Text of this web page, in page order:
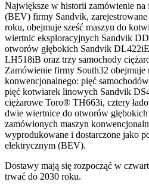
Największe w historii zamówienie
(BEV) firmy Sandvik,
roku, obejmuje sześć maszyn do
wiertnic eksploracyjnych Sandvik
otworów głębokich Sandvik
LH518iB oraz trzy samochody
Zamówienie firmy South32 obejmuje
konwencjonalnego: pięć
pięć kotwiarek linowych Sandvik
ciężarowe Toro® TH663i, cztery
dwie wiertnice do otworów
zamówionych maszyn
wyprodukowane i dostarczone jako
elektrycznym (BEV).
Dostawy mają się rozpocząć w
trwać do 2030 roku.